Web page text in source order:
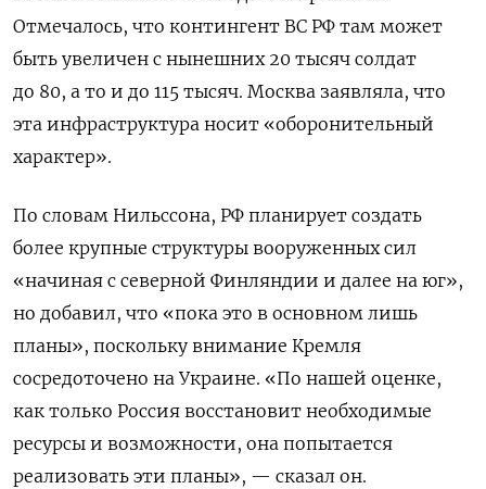
Отмечалось, что контингент ВС РФ там может
быть увеличен с нынешних 20 тысяч солдат
до 80, а то и до 115 тысяч. Москва заявляла, что
эта инфраструктура носит «оборонительный
характер».
По словам Нильссона, РФ планирует создать
более крупные структуры вооруженных сил
«начиная с северной Финляндии и далее на юг»,
но добавил, что «пока это в основном лишь
планы», поскольку внимание Кремля
сосредоточено на Украине. «По нашей оценке,
как только Россия восстановит необходимые
ресурсы и возможности, она попытается
реализовать эти планы», — сказал он.